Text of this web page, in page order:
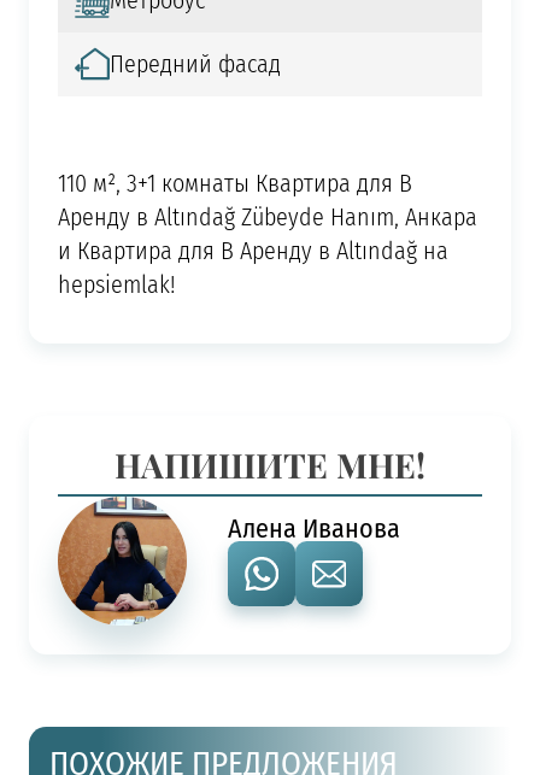
Передний фасад
110 м², 3+1 комнаты Квартира для В
Аренду в Altındağ Zübeyde Hanım, Анкара
и Квартира для В Аренду в Altındağ на
hepsiemlak!
НАПИШИТЕ МНЕ!
Алена Иванова
ПОХОЖИЕ ПРЕДЛОЖЕНИЯ